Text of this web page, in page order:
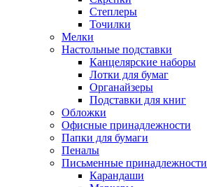
Степлеры
Точилки
Мелки
Настольные подставки
Канцелярские наборы
Лотки для бумаг
Органайзеры
Подставки для книг
Обложки
Офисные принадлежности
Папки для бумаги
Пеналы
Письменные принадлежности
Карандаши